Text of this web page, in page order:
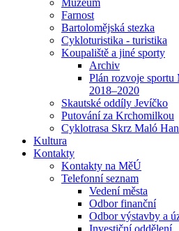
Muzeum
Farnost
Bartolomějská stezka
Cykloturistika - turistika
Koupaliště a jiné sporty
Archiv
Plán rozvoje sportu
2018–2020
Skautské oddíly Jevíčko
Putování za Krchomilkou
Cyklotrasa Skrz Maló
Kultura
Kontakty
Kontakty na MěÚ
Telefonní seznam
Vedení města
Odbor finanční
Odbor výstavby a
Investiční oddělení